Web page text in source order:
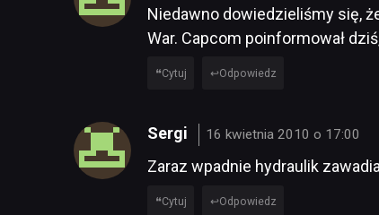
Niedawno dowiedzieliśmy się,
War. Capcom poinformował
Cytuj Odpowiedz
Sergi 16 kwietnia 2010 o 17:00
Zaraz wpadnie hydraulik
Cytuj Odpowiedz